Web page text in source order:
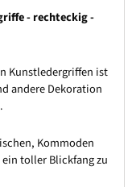
- rechteckig -
Kunstledergriffen ist
andere Dekoration
Kommoden
toller Blickfang zu